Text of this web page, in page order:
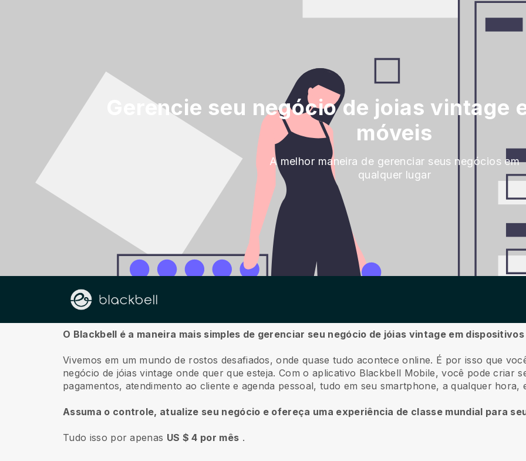
Gerencie seu negócio de joias vintage
móveis
A melhor maneira de gerenciar seus negócios em
qualquer lugar
Sobre nós
O Blackbell é a maneira mais simples de gerenciar seu negócio de jóias vintage em
Vivemos em um mundo de rostos desafiados, onde quase tudo acontece online. É por isso que
negócio de jóias vintage onde quer que esteja. Com o aplicativo Blackbell Mobile, você pode criar
pagamentos, atendimento ao cliente e agenda pessoal, tudo em seu smartphone, a qualquer hora,
Assuma o controle, atualize seu negócio e ofereça uma experiência de classe mundial para
Tudo isso por apenas US $ 4 por mês .